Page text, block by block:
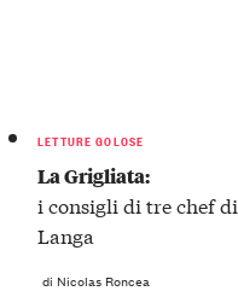
LETTURE GOLOSE
La Grigliata:
i consigli di tre chef di
Langa
di Nicolas Roncea